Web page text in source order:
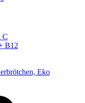
C
B12
Eko